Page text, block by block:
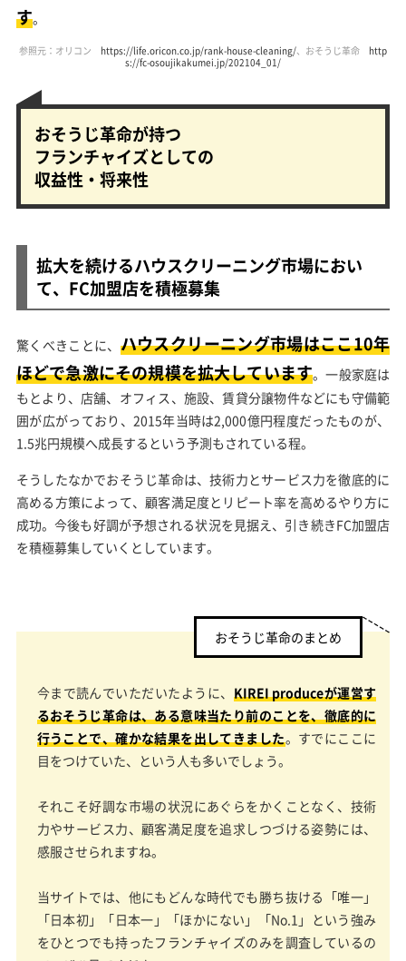
す。
参照元：オリコン https://life.oricon.co.jp/rank-house-cleaning/、おそうじ革命 http
s://fc-osoujikakumei.jp/202104_01/
おそうじ革命が持つ
フランチャイズとしての
収益性・将来性
拡大を続けるハウスクリーニング市場におい
て、FC加盟店を積極募集
驚くべきことに、 ハウスクリーニング市場はここ10年
ほどで急激にその規模を拡大しています。一般家庭は
もとより、店舗、オフィス、施設、賃貸分譲物件などにも守備範
囲が広がっており、2015年当時は2,000億円程度だったものが、
1.5兆円規模へ成長するという予測もされている程。
そうしたなかでおそうじ革命は、技術力とサービス力を徹底的に
高める方策によって、顧客満足度とリピート率を高めるやり方に
成功。今後も好調が予想される状況を見据え、引き続きFC加盟店
を積極募集していくとしています。
おそうじ革命のまとめ
今まで読んでいただいたように、 KIREI produceが運営す
るおそうじ革命は、ある意味当たり前のことを、徹底的に
行うことで、確かな結果を出してきました。すでにここに
目をつけていた、という人も多いでしょう。
それこそ好調な市場の状況にあぐらをかくことなく、技術
力やサービス力、顧客満足度を追求しつづける姿勢には、
感服させられますね。
当サイトでは、他にもどんな時代でも勝ち抜ける「唯一」
「日本初」「日本一」「ほかにない」「No.1」という強み
をひとつでも持ったフランチャイズのみを調査しているの